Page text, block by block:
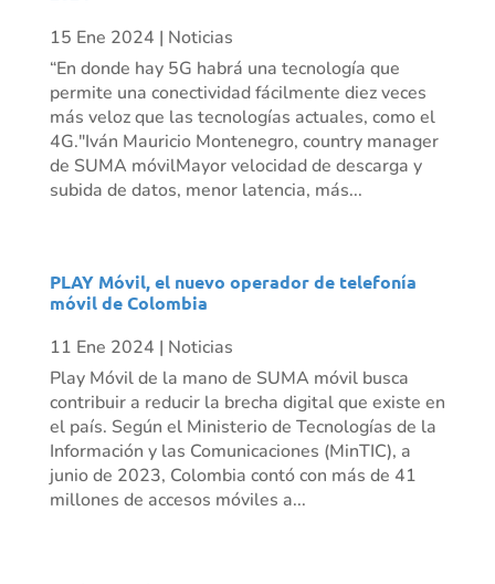
15 Ene 2024 | Noticias
“En donde hay 5G habrá una tecnología que
permite una conectividad fácilmente diez veces
más veloz que las tecnologías actuales, como el
4G."Iván Mauricio Montenegro, country manager
de SUMA móvilMayor velocidad de descarga y
subida de datos, menor latencia, más...
PLAY Móvil, el nuevo operador de telefonía
móvil de Colombia
11 Ene 2024 | Noticias
Play Móvil de la mano de SUMA móvil busca
contribuir a reducir la brecha digital que existe en
el país. Según el Ministerio de Tecnologías de la
Información y las Comunicaciones (MinTIC), a
junio de 2023, Colombia contó con más de 41
millones de accesos móviles a...